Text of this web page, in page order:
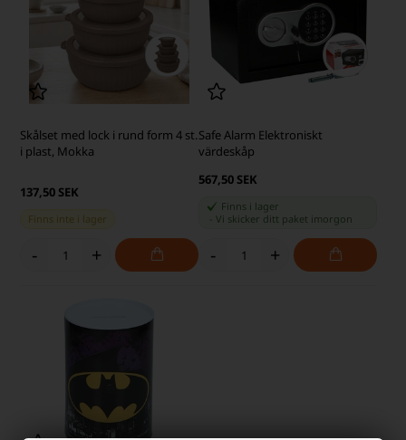
Skålset med lock i rund form 4 st.
i plast, Mokka
137,50 SEK
Finns inte i lager
- +
Safe Alarm Elektroniskt
värdeskåp
567,50 SEK
Finns i lager
Vi skicker ditt paket imorgon
- +